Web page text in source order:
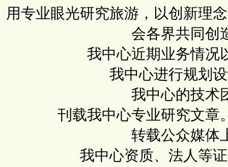
用专业眼光研究旅游，以创新理
会各界共同创
我中心近期业务情况
我中心进行规划
我中心的技术
刊载我中心专业研究文章
转载公众媒体
我中心资质、法人等